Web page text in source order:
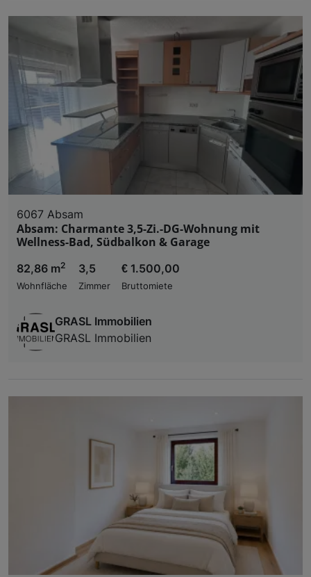
6067 Absam
Absam: Charmante 3,5-Zi.-DG-Wohnung mit
Wellness-Bad, Südbalkon & Garage
82,86 m2
Wohnfläche
3,5
Zimmer
€ 1.500,00
Bruttomiete
GRASL Immobilien
GRASL Immobilien